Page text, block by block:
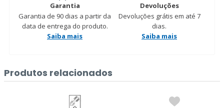
Garantia
Garantia de 90 dias a partir da
data de entrega do produto.
Saiba mais
Devoluções
Devoluções grátis em até 7
dias.
Saiba mais
Produtos relacionados